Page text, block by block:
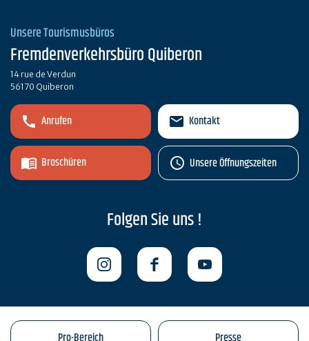
Unsere Tourismusbüros
Fremdenverkehrsbüro Quiberon
14 rue de Verdun
56170 Quiberon
Anrufen
Broschüren
Kontakt
Unsere Öffnungszeiten
Folgen Sie uns !